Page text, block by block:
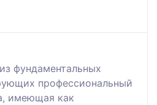
фундаментальных
профессиональный
имеющая как